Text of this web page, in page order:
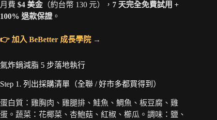
月費 $4 美金 （約台幣 130 元）， 7 天完全免費試用 +
100% 退款保證 。
👉 加入 BeBetter 成長學院 →
氣炸鍋減脂 5 步落地執行
Step 1. 列出採購清單（全聯 / 好市多都買得到）
蛋白質：雞胸肉、雞腿排、鮭魚、鯛魚、板豆腐、雞
蛋。蔬菜：花椰菜、杏鮑菇、紅椒、櫛瓜。調味：鹽、